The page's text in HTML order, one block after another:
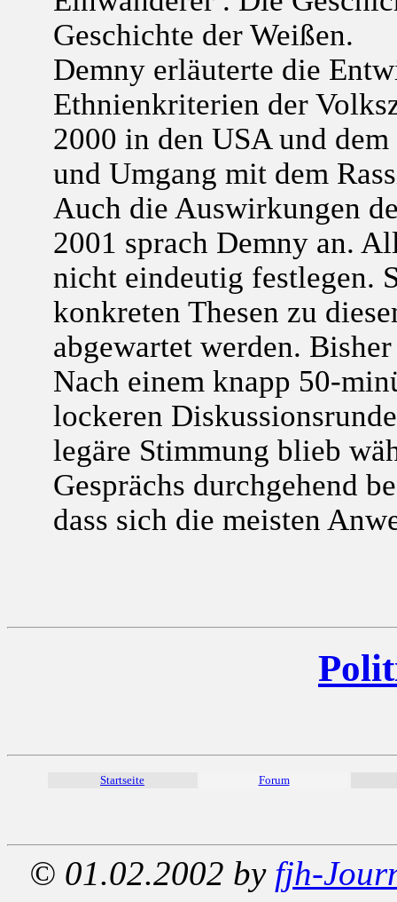
Geschichte der Weißen.
Demny erläuterte die
Ethnienkriterien der
2000 in den USA und
und Umgang mit dem
Auch die Auswirkungen
2001 sprach Demny an.
nicht eindeutig festlegen.
konkreten Thesen zu
abgewartet werden.
Nach einem knapp 50-
lockeren
legäre Stimmung blieb
Gesprächs durchgehend
dass sich die meisten
Startseite Forum
© 01.02.2002 by fjh-